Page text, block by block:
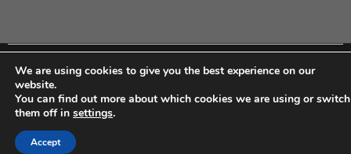
Copyright MHWeb © 2018 - Privacy & GDPR - Cookie Policy -
We are using cookies to give you the best experience on our
website.
You can find out more about which cookies we are using or switch
them off in settings.
Accept